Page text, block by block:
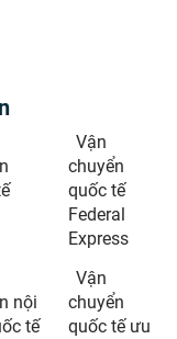
Vận
chuyển
quốc tế
Federal
Express
nội
tế
Vận
chuyển
quốc tế ưu